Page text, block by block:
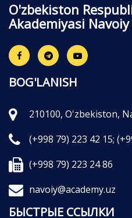
O'zbekiston
Akademiyasi
BOG'LANISH
210100, O'zbekiston,
(+998 79) 223 42 15;
(+998 79) 223 24 86
navoiy@academy.uz
БЫСТРЫЕ ССЫЛКИ